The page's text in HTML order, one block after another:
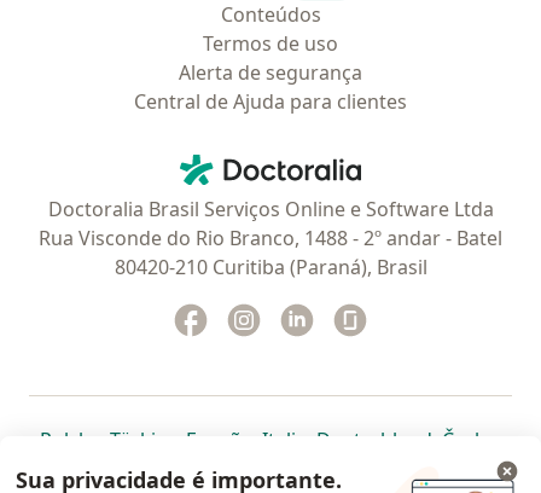
Conteúdos
Termos de uso
Alerta de segurança
Central de Ajuda para clientes
Doctoralia - Homepage
Doctoralia Brasil Serviços Online e Software Ltda
Rua Visconde do Rio Branco, 1488 - 2º andar - Batel
80420-210 Curitiba (Paraná), Brasil
Facebook
abre num novo separador
Instagram
abre num novo separador
Linkedin
abre num novo
Polska abre num novo separador
Türkiye abre num novo separador
España abre num novo separador
Italia abre num novo
Deutschlandabre num
Česko
Portugal abre num novo separador
, México abre num novo separador
, abre num novo separador
Brasil abre num novoabre num
abre
Sua privacidade é importante.